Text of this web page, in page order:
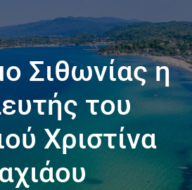
Σιθωνίας η
του
Χριστίνα